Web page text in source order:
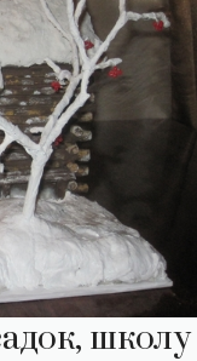
школу